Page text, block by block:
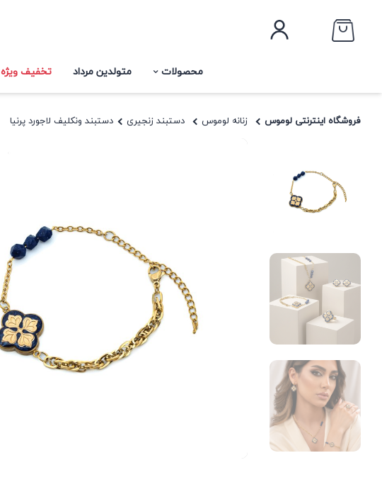
محصولات متولدین مرداد تخفیف ویژه
فروشگاه اینترنتی لوموس زنانه لوموس دستبند زنجیری دستبند ونکلیف لاجورد پرنیا